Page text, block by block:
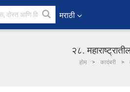
मराठी
२८.
होम कादंबरी